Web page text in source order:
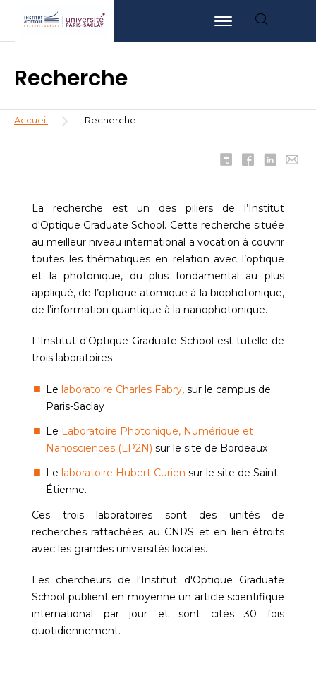
contenu
menu
la
Toggle navigation
Recherche
Fil
d'Ariane
Accueil Recherche
La recherche est un des piliers de l’Institut
d'Optique Graduate School. Cette recherche située
au meilleur niveau international a vocation à couvrir
toutes les thématiques en relation avec l’optique
et la photonique, du plus fondamental au plus
appliqué, de l’optique atomique à la biophotonique,
de l’information quantique à la nanophotonique.
L'Institut d'Optique Graduate School est tutelle de
trois laboratoires :
Le laboratoire Charles Fabry, sur le campus de
Paris-Saclay
Le Laboratoire Photonique, Numérique et
Nanosciences (LP2N) sur le site de Bordeaux
Le laboratoire Hubert Curien sur le site de Saint-
Étienne.
Ces trois laboratoires sont des unités de
recherches rattachées au CNRS et en lien étroits
avec les grandes universités locales.
Les chercheurs de l'Institut d'Optique Graduate
School publient en moyenne un article scientifique
international par jour et sont cités 30 fois
quotidiennement.